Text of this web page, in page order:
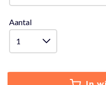
Aantal